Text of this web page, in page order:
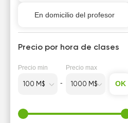
Para ingresar a la universidad
En domicilio del profesor
Precio por hora de clases
Precio min Precio max
OK